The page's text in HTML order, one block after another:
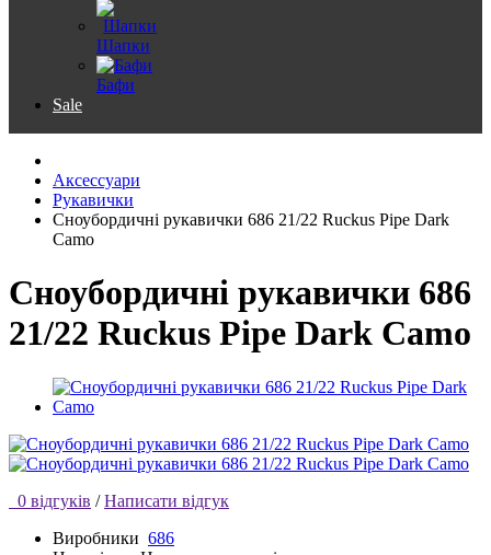
Шапки
Бафи
Sale
Аксессуари
Рукавички
Сноубордичні рукавички 686 21/22 Ruckus Pipe Dark
Camo
Сноубордичні рукавички 686
21/22 Ruckus Pipe Dark Camo
0 відгуків / Написати відгук
Виробники 686